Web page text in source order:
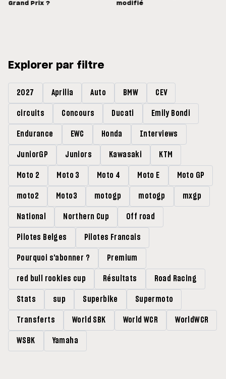
Grand Prix ?
modifié
Explorer par filtre
2027 Aprilia Auto BMW CEV
circuits Concours Ducati Emily Bondi
Endurance EWC Honda Interviews
JuniorGP Juniors Kawasaki KTM
Moto 2 Moto 3 Moto 4 Moto E Moto GP
moto2 Moto3 motogp motogp mxgp
National Northern Cup Off road
Pilotes Belges Pilotes Francais
Pourquoi s'abonner ? Premium
red bull rookies cup Résultats Road Racing
Stats sup Superbike Supermoto
Transferts World SBK World WCR WorldWCR
WSBK Yamaha